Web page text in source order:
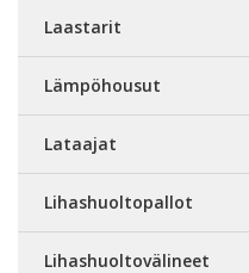
Laastarit
Lämpöhousut
Lataajat
Lihashuoltopallot
Lihashuoltovälineet